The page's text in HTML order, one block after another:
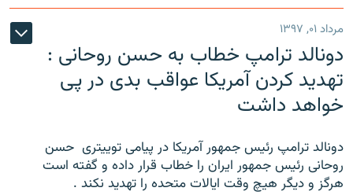
مرداد ۰۱, ۱۳۹۷
دونالد ترامپ خطاب به حسن روحانی :
تهدید کردن آمریکا عواقب بدی در پی
خواهد داشت
دونالد ترامپ رئیس جمهور آمریکا در پیامی توییتری ‌ حسن
روحانی رئیس جمهور ایران را خطاب قرار داده و گفته است
هرگز و دیگر هیچ وقت ایالات متحده را تهدید نکند .